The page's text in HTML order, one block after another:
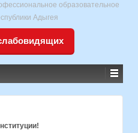
образовательное
Адыгея